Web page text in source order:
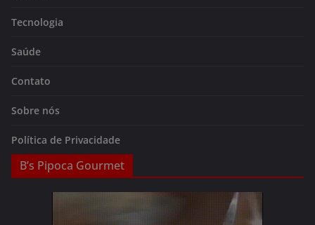
Tecnologia
Saúde
Contato
Sobre nós
Política de Privacidade
B’s Pipoca Gourmet